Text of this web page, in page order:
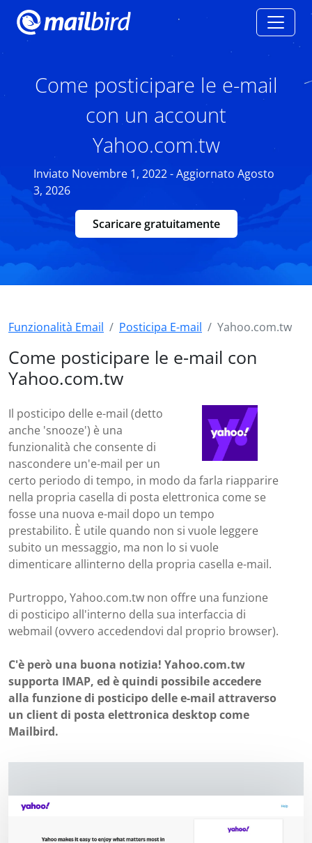
Come posticipare le e-mail
con un account
Yahoo.com.tw
Inviato Novembre 1, 2022 - Aggiornato Agosto
3, 2026
Scaricare gratuitamente
Funzionalità Email Posticipa E-mail Yahoo.com.tw
Come posticipare le e-mail con
Yahoo.com.tw
Il posticipo delle e-mail (detto
anche 'snooze') è una
funzionalità che consente di
nascondere un'e-mail per un
certo periodo di tempo, in modo da farla riapparire
nella propria casella di posta elettronica come se
fosse una nuova e-mail dopo un tempo
prestabilito. È utile quando non si vuole leggere
subito un messaggio, ma non lo si vuole
dimenticare allinterno della propria casella e-mail.
Purtroppo, Yahoo.com.tw non offre una funzione
di posticipo all'interno della sua interfaccia di
webmail (ovvero accedendovi dal proprio browser).
C'è però una buona notizia! Yahoo.com.tw
supporta IMAP, ed è quindi possibile accedere
alla funzione di posticipo delle e-mail attraverso
un client di posta elettronica desktop come
Mailbird.